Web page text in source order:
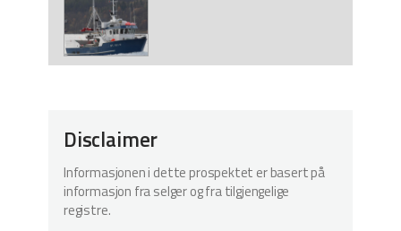
Disclaimer
Informasjonen i dette prospektet er basert på
informasjon fra selger og fra tilgjengelige
registre.